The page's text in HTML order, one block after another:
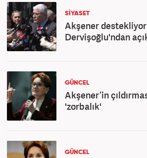
SİYASET
Akşener
Dervişoğlu'ndan
GÜNCEL
Akşener’in
'zorbalık'
GÜNCEL